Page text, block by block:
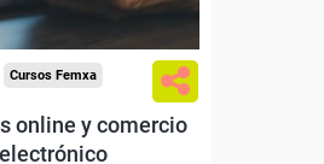
Cursos Femxa
online y comercio
electrónico